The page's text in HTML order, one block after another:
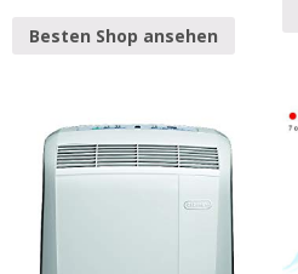
Besten Shop ansehen